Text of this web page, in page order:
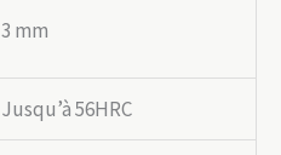
3 mm
Jusqu’à 56HRC